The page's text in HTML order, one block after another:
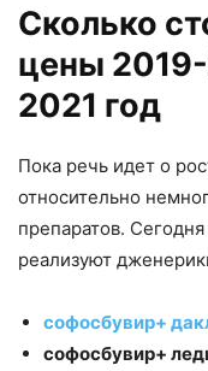
Сколько
цены
2021 год
Пока речь идет о
относительно
препаратов.
реализуют
софосбувир+
софосбувир+